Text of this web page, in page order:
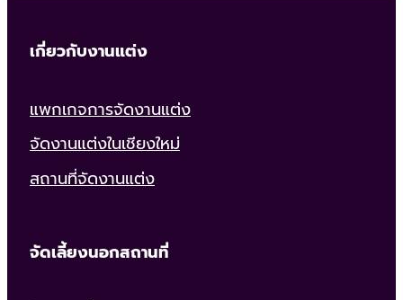
เกี่ยวกับงานแต่ง
แพกเกจการจัดงานแต่ง
จัดงานแต่งในเชียงใหม่
สถานที่จัดงานแต่ง
จัดเลี้ยงนอกสถานที่